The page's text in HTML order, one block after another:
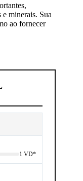
minerais. Sua
ao fornecer
1 VD*